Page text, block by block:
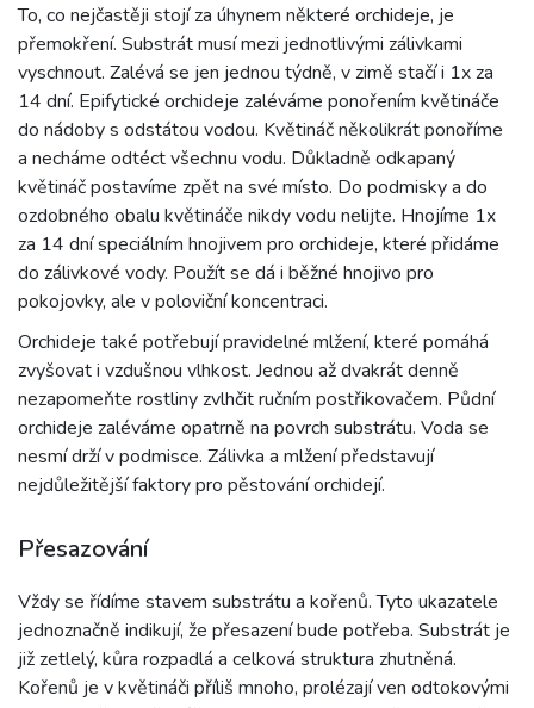
To, co nejčastěji stojí za úhynem některé orchideje, je
přemokření. Substrát musí mezi jednotlivými zálivkami
vyschnout. Zalévá se jen jednou týdně, v zimě stačí i 1x za
14 dní. Epifytické orchideje zaléváme ponořením květináče
do nádoby s odstátou vodou. Květináč několikrát ponoříme
a necháme odtéct všechnu vodu. Důkladně odkapaný
květináč postavíme zpět na své místo. Do podmisky a do
ozdobného obalu květináče nikdy vodu nelijte. Hnojíme 1x
za 14 dní speciálním hnojivem pro orchideje, které přidáme
do zálivkové vody. Použít se dá i běžné hnojivo pro
pokojovky, ale v poloviční koncentraci.
Orchideje také potřebují pravidelné mlžení, které pomáhá
zvyšovat i vzdušnou vlhkost. Jednou až dvakrát denně
nezapomeňte rostliny zvlhčit ručním postřikovačem. Půdní
orchideje zaléváme opatrně na povrch substrátu. Voda se
nesmí drží v podmisce. Zálivka a mlžení představují
nejdůležitější faktory pro pěstování orchidejí.
Přesazování
Vždy se řídíme stavem substrátu a kořenů. Tyto ukazatele
jednoznačně indikují, že přesazení bude potřeba. Substrát je
již zetlelý, kůra rozpadlá a celková struktura zhutněná.
Kořenů je v květináči příliš mnoho, prolézají ven odtokovými